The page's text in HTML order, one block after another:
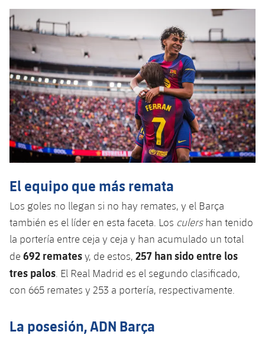
La Masia
Servicios
Servicios Médicos
Accesibilidad
plusicon
más
Acreditaciones
Instalaciones
SUB8 A
SUB8 B
Palmarés
Fotos
Historia
Palmarés
Jugadores
Cadete B
Infantil B
Calendario
Entradas
Resultados
Clasificaciones
Jugadors
Palmarés
Historia
plusicon
más
Actualidad
Calendario
Resultados
Jugadores
Clasificaciones
Base
plusicon
más
Actualidad
Juvenil
Cadete
Infantil
Alevín
Campus Verano
PLUSICON
MÁS
Primer equipo
plusicon
más
Actualidad
Calendario
Entradas
Clasificaciones
Barça Atlètic
plusicon
más
Actualidad
Calendario
Resultados
Base
plusicon
Actualidad
Barça C
Junior
Campus Verano
PLUSICON
MÁS
Información general
plusicon
más
Noticias
Atletismo
plusicon
más
El equipo que más remata
Los goles no llegan si no hay remates, y el Barça
también es el líder en esta faceta. Los culershan tenido
la portería entre ceja y ceja y han acumulado un total
de 692 rematesy, de estos, 257 han sido entre los
tres palos . El Real Madrid es el segundo clasificado,
con 665 remates y 253 a portería, respectivamente.
La posesión, ADN Barça